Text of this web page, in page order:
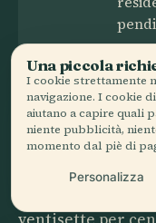
La maggior
tracciato
scenografica
fascino
non
Una piccola
I cookie strettamente
navigazione. I cookie
aiutano a capire quali
niente pubblicità,
momento dal piè di
Personalizza